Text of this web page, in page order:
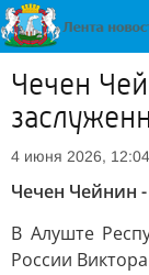
Чечен
4 июня 2026, 12:04
Чечен Чейнин
В Алуште
России